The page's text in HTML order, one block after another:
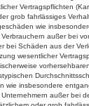
Vertragspflichten
grob fahrlässiges
wie
außer bei
bei Schäden aus der
wesentlicher
wie insbesondere
außer bei